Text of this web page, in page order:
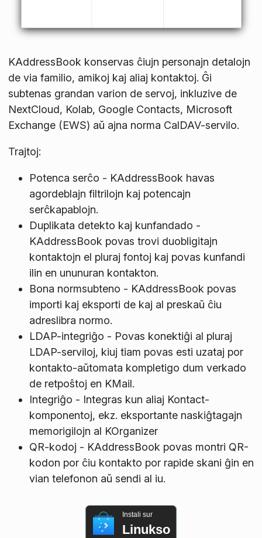
KAddressBook konservas ĉiujn personajn detalojn
de via familio, amikoj kaj aliaj kontaktoj. Ĝi
subtenas grandan varion de servoj, inkluzive de
NextCloud, Kolab, Google Contacts, Microsoft
Exchange (EWS) aŭ ajna norma CalDAV-servilo.
Trajtoj:
Potenca serĉo - KAddressBook havas
agordeblajn filtrilojn kaj potencajn
serĉkapablojn.
Duplikata detekto kaj kunfandado -
KAddressBook povas trovi duobligitajn
kontaktojn el pluraj fontoj kaj povas kunfandi
ilin en ununuran kontakton.
Bona normsubteno - KAddressBook povas
importi kaj eksporti de kaj al preskaŭ ĉiu
adreslibra normo.
LDAP-integriĝo - Povas konektiĝi al pluraj
LDAP-serviloj, kiuj tiam povas esti uzataj por
kontakto-aŭtomata kompletigo dum verkado
de retpoŝtoj en KMail.
Integriĝo - Integras kun aliaj Kontact-
komponentoj, ekz. eksportante naskiĝtagajn
memorigilojn al KOrganizer
QR-kodoj - KAddressBook povas montri QR-
kodon por ĉiu kontakto por rapide skani ĝin en
vian telefonon aŭ sendi al iu.
Instali sur
Linukso